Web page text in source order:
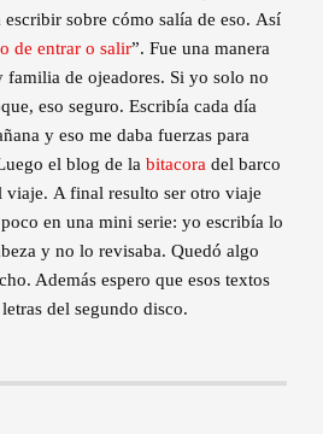
sobre cómo salía de eso. Así
de entrar o salir”. Fue una manera
familia de ojeadores. Si yo solo no
eso seguro. Escribía cada día
y eso me daba fuerzas para
el blog de la bitacora del barco
viaje. A final resulto ser otro viaje
en una mini serie: yo escribía lo
y no lo revisaba. Quedó algo
Además espero que esos textos
del segundo disco.